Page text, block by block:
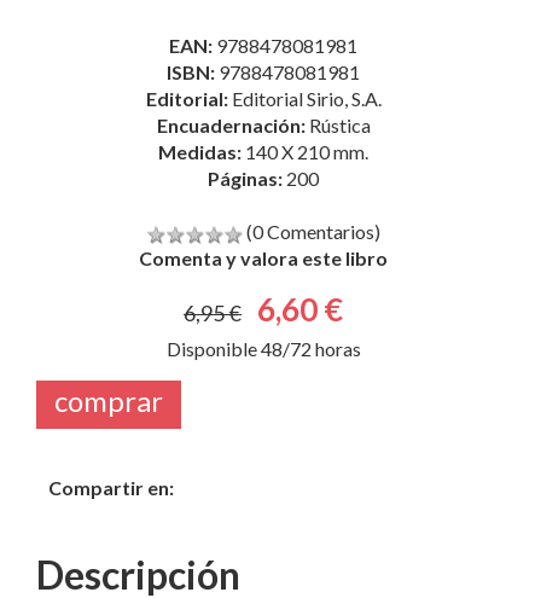
EAN: 9788478081981
ISBN: 9788478081981
Editorial: Editorial Sirio, S.A.
Encuadernación: Rústica
Medidas: 140 X 210 mm.
Páginas: 200
(0 Comentarios)
Comenta y valora este libro
6,95 € 6,60 €
Disponible 48/72 horas
comprar
Compartir en:
Descripción